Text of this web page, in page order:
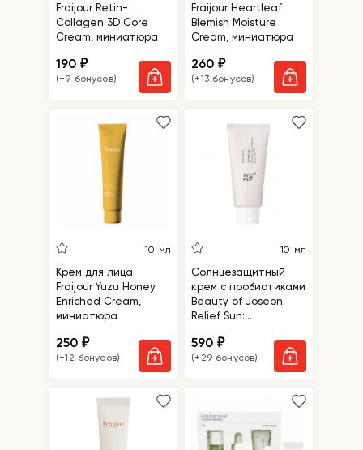
Fraijour Retin-
Collagen 3D Core
Cream, миниатюра
190₽
(+9 бонусов)
Fraijour Heartleaf
Blemish Moisture
Cream, миниатюра
260₽
(+13 бонусов)
10 мл
Крем для лица
Fraijour Yuzu Honey
Enriched Cream,
миниатюра
250₽
(+12 бонусов)
10 мл
Солнцезащитный
крем с пробиотиками
Beauty of Joseon
Relief Sun:
миниатюра
590₽
(+29 бонусов)